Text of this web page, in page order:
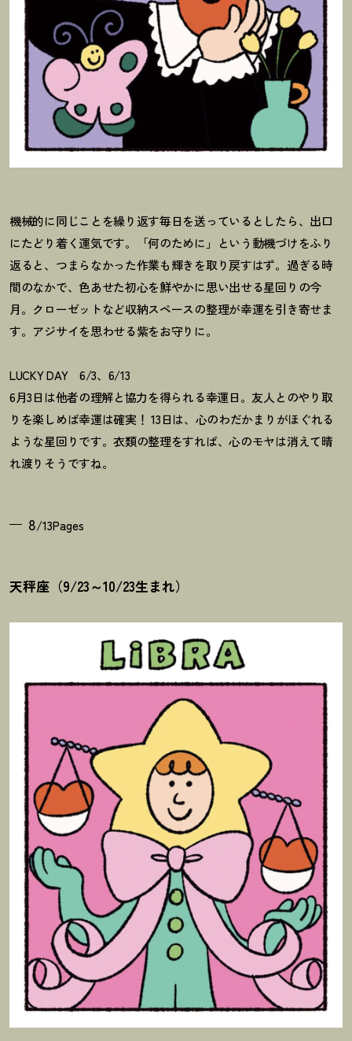
機械的に同じことを繰り返す毎日を送っているとしたら、出口
にたどり着く運気です。「何のために」という動機づけをふり
返ると、つまらなかった作業も輝きを取り戻すはず。過ぎる時
間のなかで、色あせた初心を鮮やかに思い出せる星回りの今
月。クローゼットなど収納スペースの整理が幸運を引き寄せま
す。アジサイを思わせる紫をお守りに。
LUCKY DAY 6/3、6/13
6月3日は他者の理解と協力を得られる幸運日。友人とのやり取
りを楽しめば幸運は確実 ！ 13日は、心のわだかまりがほぐれる
ような星回りです。衣類の整理をすれば、心のモヤは消えて晴
れ渡りそうですね。
8/13Pages
天秤座（9/23～10/23生まれ）